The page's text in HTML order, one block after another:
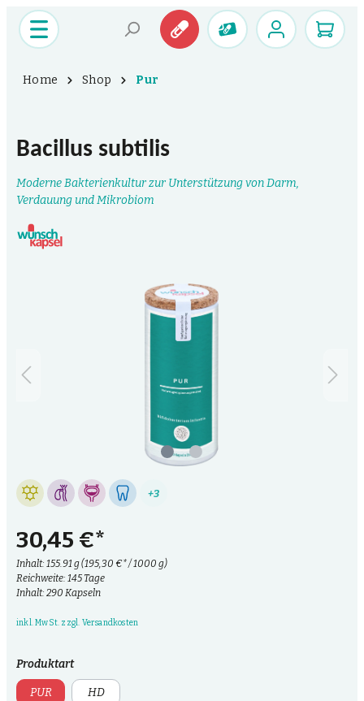
Home Shop Pur
Bacillus subtilis
Moderne Bakterienkultur zur Unterstützung von Darm,
Verdauung und Mikrobiom
+3
30,45 €*
Inhalt: 155.91 g(195,30 €* / 1000 g)
Reichweite: 145 Tage
Inhalt: 290 Kapseln
inkl. MwSt. zzgl. Versandkosten
Produktart
PUR HD